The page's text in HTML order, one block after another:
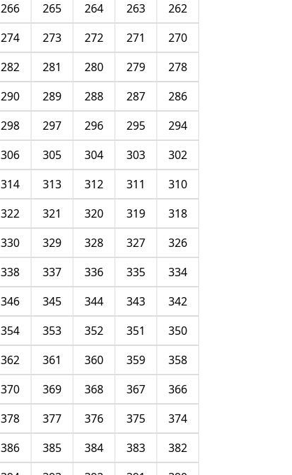
262
263
264
265
266
270
271
272
273
274
278
279
280
281
282
286
287
288
289
290
294
295
296
297
298
302
303
304
305
306
310
311
312
313
314
318
319
320
321
322
326
327
328
329
330
334
335
336
337
338
342
343
344
345
346
350
351
352
353
354
358
359
360
361
362
366
367
368
369
370
374
375
376
377
378
382
383
384
385
386